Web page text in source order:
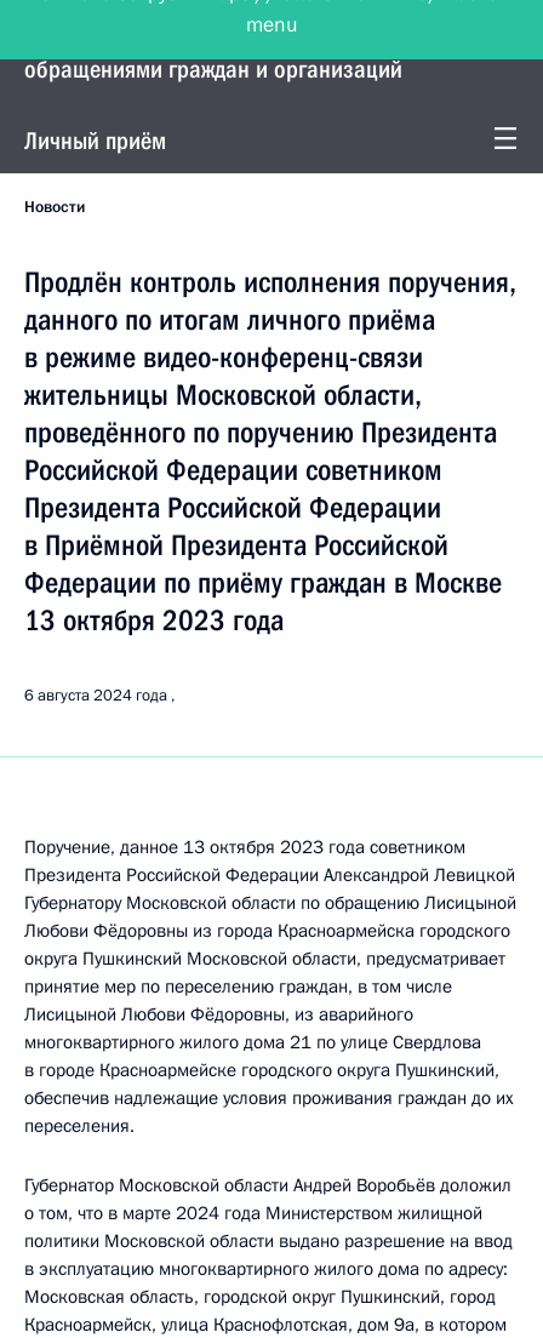
Управление Президента по работе с
обращениями граждан и организаций
Личный приём
Новости
Продлён контроль исполнения поручения,
данного по итогам личного приёма
в режиме видео-конференц-связи
жительницы Московской области,
проведённого по поручению Президента
Российской Федерации советником
Президента Российской Федерации
в Приёмной Президента Российской
Федерации по приёму граждан в Москве
13 октября 2023 года
6 августа 2024 года
Поручение, данное 13 октября 2023 года советником
Президента Российской Федерации Александрой Левицкой
Губернатору Московской области по обращению Лисицыной
Любови Фёдоровны из города Красноармейска городского
округа Пушкинский Московской области, предусматривает
принятие мер по переселению граждан, в том числе
Лисицыной Любови Фёдоровны, из аварийного
многоквартирного жилого дома 21 по улице Свердлова
в городе Красноармейске городского округа Пушкинский,
обеспечив надлежащие условия проживания граждан до их
переселения.
Губернатор Московской области Андрей Воробьёв доложил
о том, что в марте 2024 года Министерством жилищной
политики Московской области выдано разрешение на ввод
в эксплуатацию многоквартирного жилого дома по адресу:
Московская область, городской округ Пушкинский, город
Красноармейск, улица Краснофлотская, дом 9а, в котором
menu